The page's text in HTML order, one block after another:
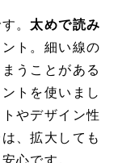
。 太めで読み
ト。細い線の
うことがある
トを使いまし
やデザイン性
、拡大しても
心です。